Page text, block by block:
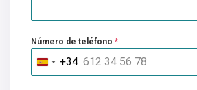
Número de teléfono *
Spain+34